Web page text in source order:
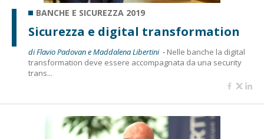
BANCHE E SICUREZZA 2019
Sicurezza e digital transformation
di Flavio Padovan e Maddalena Libertini - Nelle banche la digital
transformation deve essere accompagnata da una security
trans...